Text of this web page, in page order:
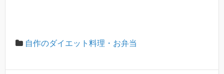
自作のダイエット料理・お弁当